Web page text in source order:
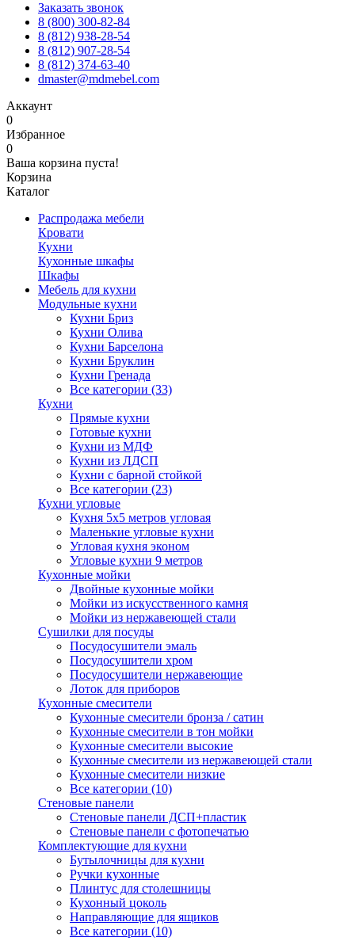
Заказать звонок
8 (800) 300-82-84
8 (812) 938-28-54
8 (812) 907-28-54
8 (812) 374-63-40
dmaster@mdmebel.com
Аккаунт
0
Избранное
0
Ваша корзина пуста!
Корзина
Каталог
Распродажа мебели
Кровати
Кухни
Кухонные шкафы
Шкафы
Мебель для кухни
Модульные кухни
Кухни Бриз
Кухни Олива
Кухни Барселона
Кухни Бруклин
Кухни Гренада
Все категории (33)
Кухни
Прямые кухни
Готовые кухни
Кухни из МДФ
Кухни из ЛДСП
Кухни с барной стойкой
Все категории (23)
Кухни угловые
Кухня 5х5 метров угловая
Маленькие угловые кухни
Угловая кухня эконом
Угловые кухни 9 метров
Кухонные мойки
Двойные кухонные мойки
Мойки из искусственного камня
Мойки из нержавеющей стали
Сушилки для посуды
Посудосушители эмаль
Посудосушители хром
Посудосушители нержавеющие
Лоток для приборов
Кухонные смесители
Кухонные смесители бронза / сатин
Кухонные смесители в тон мойки
Кухонные смесители высокие
Кухонные смесители из нержавеющей стали
Кухонные смесители низкие
Все категории (10)
Стеновые панели
Стеновые панели ДСП+пластик
Стеновые панели с фотопечатью
Комплектующие для кухни
Бутылочницы для кухни
Ручки кухонные
Плинтус для столешницы
Кухонный цоколь
Направляющие для ящиков
Все категории (10)